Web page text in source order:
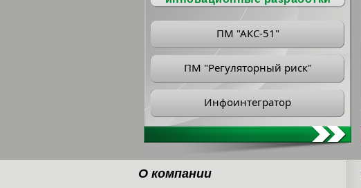
ПМ "АКС-51"
ПМ "Регуляторный риск"
Инфоинтегратор
О компании